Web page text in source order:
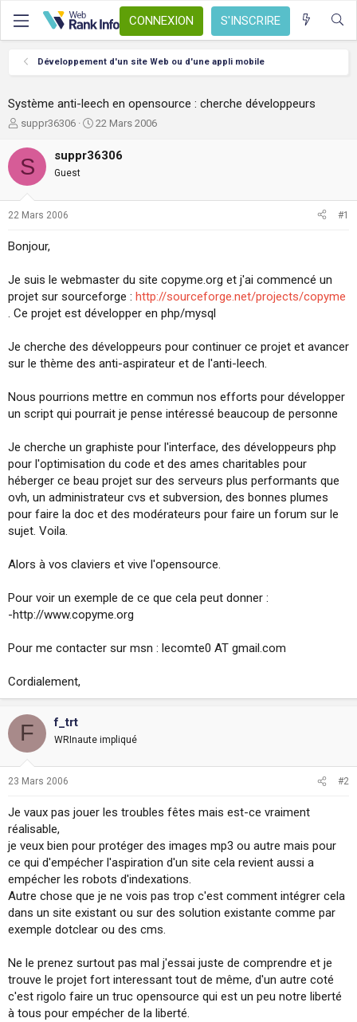
CONNEXION S'INSCRIRE
Développement d'un site Web ou d'une appli mobile
Système anti-leech en opensource : cherche développeurs
A
t
e
d
a
s
c
s
i
n
suppr36306
D
t
22 Mars 2006
S suppr36306
Guest
22 Mars 2006 #1
Bonjour,
Je suis le webmaster du site copyme.org et j'ai commencé un
projet sur sourceforge : http://sourceforge.net/projects/copyme
. Ce projet est développer en php/mysql
Je cherche des développeurs pour continuer ce projet et avancer
sur le thème des anti-aspirateur et de l'anti-leech.
Nous pourrions mettre en commun nos efforts pour développer
un script qui pourrait je pense intéressé beaucoup de personne
Je cherche un graphiste pour l'interface, des développeurs php
pour l'optimisation du code et des ames charitables pour
héberger ce beau projet sur des serveurs plus performants que
ovh, un administrateur cvs et subversion, des bonnes plumes
pour faire la doc et des modérateurs pour faire un forum sur le
sujet. Voila.
Alors à vos claviers et vive l'opensource.
Pour voir un exemple de ce que cela peut donner :
-http://www.copyme.org
Pour me contacter sur msn : lecomte0 AT gmail.com
Cordialement,
F f_trt
WRInaute impliqué
23 Mars 2006 #2
Je vaux pas jouer les troubles fêtes mais est-ce vraiment
réalisable,
je veux bien pour protéger des images mp3 ou autre mais pour
ce qui d'empécher l'aspiration d'un site cela revient aussi a
empécher les robots d'indexations.
Autre chose que je ne vois pas trop c'est comment intégrer cela
dans un site existant ou sur des solution existante comme par
exemple dotclear ou des cms.
Ne le prenez surtout pas mal j'essai juste de comprendre et je
trouve le projet fort interessant tout de même, d'un autre coté
c'est rigolo faire un truc opensource qui est un peu notre liberté
à tous pour empécher de la liberté.